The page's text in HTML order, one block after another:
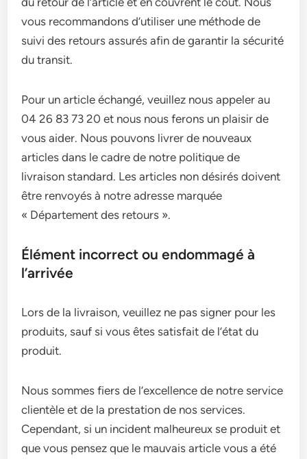
vous recommandons d’utiliser une méthode de
suivi des retours assurés afin de garantir la sécurité
du transit.
Pour un article échangé, veuillez nous appeler au
04 26 83 73 20 et nous nous ferons un plaisir de
vous aider. Nous pouvons livrer de nouveaux
articles dans le cadre de notre politique de
livraison standard. Les articles non désirés doivent
être renvoyés à notre adresse marquée
« Département des retours ».
Élément incorrect ou endommagé à
l’arrivée
Lors de la livraison, veuillez ne pas signer pour les
produits, sauf si vous êtes satisfait de l’état du
produit.
Nous sommes fiers de l’excellence de notre service
clientèle et de la prestation de nos services.
Cependant, si un incident malheureux se produit et
que vous pensez que le mauvais article vous a été